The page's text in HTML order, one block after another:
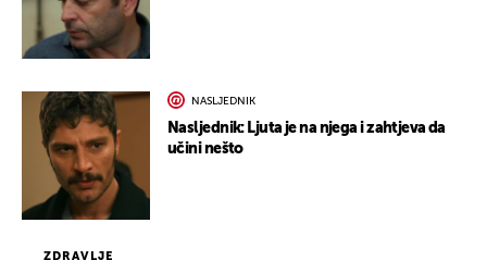
ZDRAVLJE
NASLJEDNIK
Nasljednik: Ljuta je na njega i zahtjeva da
učini nešto